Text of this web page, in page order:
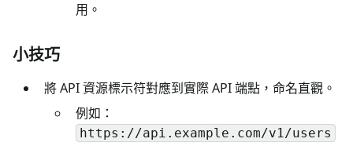
用。
小技巧
將 API 資源標示符對應到實際 API 端點，命名直觀。
例如：
https://api.example.com/v1/users